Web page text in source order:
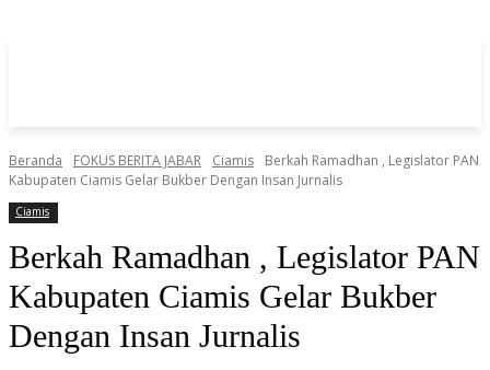
Beranda FOKUS BERITA JABAR Ciamis
Berkah Ramadhan , Legislator PAN
Kabupaten Ciamis Gelar Bukber Dengan Insan Jurnalis
Ciamis
Berkah Ramadhan , Legislator PAN
Kabupaten Ciamis Gelar Bukber
Dengan Insan Jurnalis